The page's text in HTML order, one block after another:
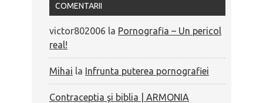
COMENTARII
victor802006 la Pornografia – Un pericol
real!
Mihai la Infrunta puterea pornografiei
Contraceptia şi biblia | ARMONIA